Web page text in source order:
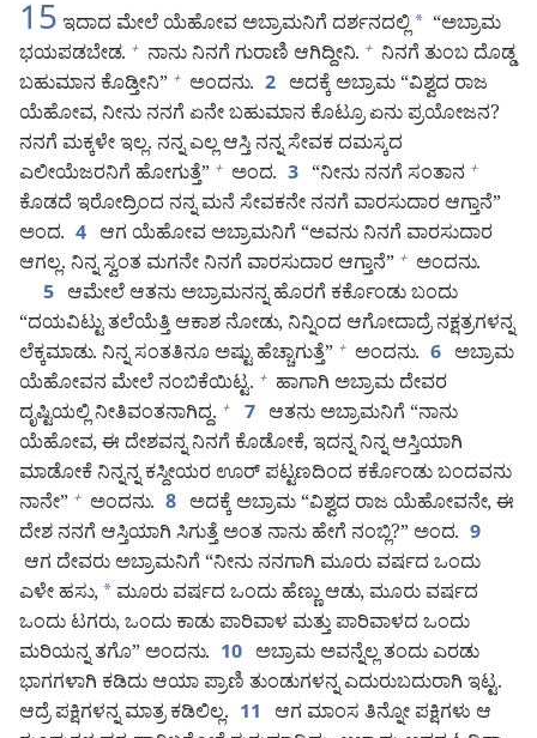
15ಇದಾದ ಮೇಲೆ ಯೆಹೋವ ಅಬ್ರಾಮನಿಗೆ ದರ್ಶನದಲ್ಲಿ * “ಅಬ್ರಾಮ
ಭಯಪಡಬೇಡ. + ನಾನು ನಿನಗೆ ಗುರಾಣಿ ಆಗಿದ್ದೀನಿ. + ನಿನಗೆ ತುಂಬ ದೊಡ್ಡ
ಬಹುಮಾನ ಕೊಡ್ತೀನಿ” + ಅಂದನು. 2 ಅದಕ್ಕೆ ಅಬ್ರಾಮ “ವಿಶ್ವದ ರಾಜ
ಯೆಹೋವ, ನೀನು ನನಗೆ ಏನೇ ಬಹುಮಾನ ಕೊಟ್ರೂ ಏನು ಪ್ರಯೋಜನ?
ನನಗೆ ಮಕ್ಕಳೇ ಇಲ್ಲ. ನನ್ನ ಎಲ್ಲ ಆಸ್ತಿ ನನ್ನ ಸೇವಕ ದಮಸ್ಕದ
ಎಲೀಯೆಜರನಿಗೆ ಹೋಗುತ್ತೆ” + ಅಂದ. 3 “ನೀನು ನನಗೆ ಸಂತಾನ +
ಕೊಡದೆ ಇರೋದ್ರಿಂದ ನನ್ನ ಮನೆ ಸೇವಕನೇ ನನಗೆ ವಾರಸುದಾರ ಆಗ್ತಾನೆ”
ಅಂದ. 4 ಆಗ ಯೆಹೋವ ಅಬ್ರಾಮನಿಗೆ “ಅವನು ನಿನಗೆ ವಾರಸುದಾರ
ಆಗಲ್ಲ. ನಿನ್ನ ಸ್ವಂತ ಮಗನೇ ನಿನಗೆ ವಾರಸುದಾರ ಆಗ್ತಾನೆ” + ಅಂದನು.
5 ಆಮೇಲೆ ಆತನು ಅಬ್ರಾಮನನ್ನ ಹೊರಗೆ ಕರ್ಕೊಂಡು ಬಂದು
“ದಯವಿಟ್ಟು ತಲೆಯೆತ್ತಿ ಆಕಾಶ ನೋಡು, ನಿನ್ನಿಂದ ಆಗೋದಾದ್ರೆ ನಕ್ಷತ್ರಗಳನ್ನ
ಲೆಕ್ಕಮಾಡು. ನಿನ್ನ ಸಂತತಿನೂ ಅಷ್ಟು ಹೆಚ್ಚಾಗುತ್ತೆ” + ಅಂದನು. 6 ಅಬ್ರಾಮ
ಯೆಹೋವನ ಮೇಲೆ ನಂಬಿಕೆಯಿಟ್ಟ. + ಹಾಗಾಗಿ ಅಬ್ರಾಮ ದೇವರ
ದೃಷ್ಟಿಯಲ್ಲಿ ನೀತಿವಂತನಾಗಿದ್ದ. + 7 ಆತನು ಅಬ್ರಾಮನಿಗೆ “ನಾನು
ಯೆಹೋವ, ಈ ದೇಶವನ್ನ ನಿನಗೆ ಕೊಡೋಕೆ, ಇದನ್ನ ನಿನ್ನ ಆಸ್ತಿಯಾಗಿ
ಮಾಡೋಕೆ ನಿನ್ನನ್ನ ಕಸ್ದೀಯರ ಊರ್‌ ಪಟ್ಟಣದಿಂದ ಕರ್ಕೊಂಡು ಬಂದವನು
ನಾನೇ” + ಅಂದನು. 8 ಅದಕ್ಕೆ ಅಬ್ರಾಮ “ವಿಶ್ವದ ರಾಜ ಯೆಹೋವನೇ, ಈ
ದೇಶ ನನಗೆ ಆಸ್ತಿಯಾಗಿ ಸಿಗುತ್ತೆ ಅಂತ ನಾನು ಹೇಗೆ ನಂಬ್ಲಿ?” ಅಂದ. 9
ಆಗ ದೇವರು ಅಬ್ರಾಮನಿಗೆ “ನೀನು ನನಗಾಗಿ ಮೂರು ವರ್ಷದ ಒಂದು
ಎಳೇ ಹಸು, * ಮೂರು ವರ್ಷದ ಒಂದು ಹೆಣ್ಣು ಆಡು, ಮೂರು ವರ್ಷದ
ಒಂದು ಟಗರು, ಒಂದು ಕಾಡು ಪಾರಿವಾಳ ಮತ್ತು ಪಾರಿವಾಳದ ಒಂದು
ಮರಿಯನ್ನ ತಗೊ” ಅಂದನು. 10 ಅಬ್ರಾಮ ಅವನ್ನೆಲ್ಲ ತಂದು ಎರಡು
ಭಾಗಗಳಾಗಿ ಕಡಿದು ಆಯಾ ಪ್ರಾಣಿ ತುಂಡುಗಳನ್ನ ಎದುರುಬದುರಾಗಿ ಇಟ್ಟ.
ಆದ್ರೆ ಪಕ್ಷಿಗಳನ್ನ ಮಾತ್ರ ಕಡಿಲಿಲ್ಲ. 11
ಆಗ ಮಾಂಸ ತಿನ್ನೋ ಪಕ್ಷಿಗಳು ಆ